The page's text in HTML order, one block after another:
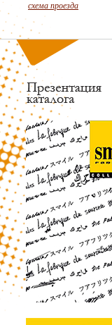
схема проезда